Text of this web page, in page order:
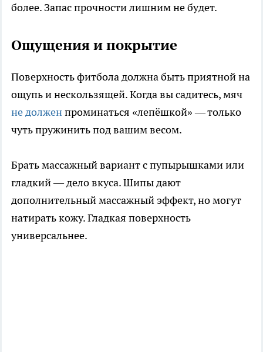
более. Запас прочности лишним не будет.
Ощущения и покрытие
Поверхность фитбола должна быть приятной на
ощупь и нескользящей. Когда вы садитесь, мяч
не долженпроминаться «лепёшкой» — только
чуть пружинить под вашим весом.
Брать массажный вариант с пупырышками или
гладкий — дело вкуса. Шипы дают
дополнительный массажный эффект, но могут
натирать кожу. Гладкая поверхность
универсальнее.